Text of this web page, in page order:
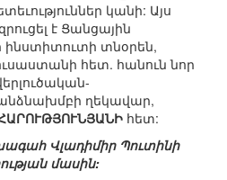
կանի: Այս
է Ցանցային
ինստիտուտի տնօրեն,
հետ. հանուն նոր
ղեկավար,
հետ:
Վլադիմիր Պուտինի
մասին: